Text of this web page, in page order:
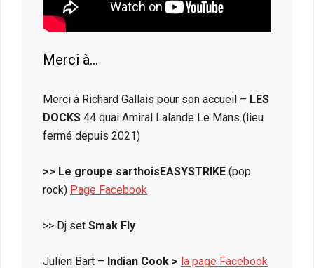
Merci à…
Merci à Richard Gallais pour son accueil – LES
DOCKS 44 quai Amiral Lalande Le Mans (lieu
fermé depuis 2021)
>> Le groupe sarthoisEASYSTRIKE (pop
rock) Page Facebook
>> Dj set Smak Fly
Julien Bart – Indian Cook > la page Facebook